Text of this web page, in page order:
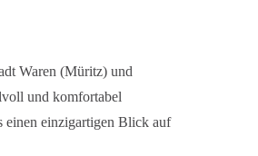
Waren (Müritz) und
und komfortabel
einen einzigartigen Blick auf